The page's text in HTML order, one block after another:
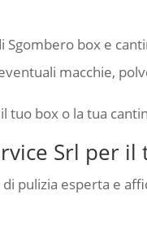
Sgombero box e
macchie,
tuo box o la tua
Srl per
di pulizia esperta e